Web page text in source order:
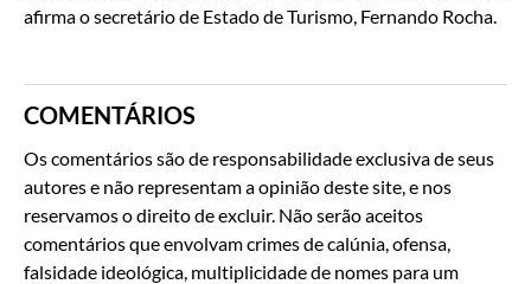
afirma o secretário de Estado de Turismo, Fernando Rocha.
COMENTÁRIOS
Os comentários são de responsabilidade exclusiva de seus
autores e não representam a opinião deste site, e nos
reservamos o direito de excluir. Não serão aceitos
comentários que envolvam crimes de calúnia, ofensa,
falsidade ideológica, multiplicidade de nomes para um